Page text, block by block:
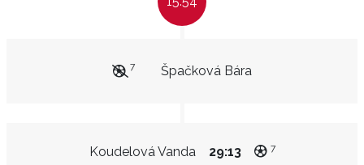
Špačková Bára
7
Koudelová Vanda 29:13 7